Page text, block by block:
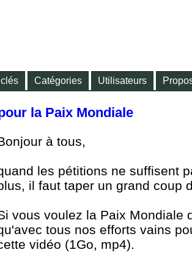
Catégories Utilisateurs
la Paix Mondiale
à tous,
les pétitions ne suffisent
il faut taper un grand coup
vous voulez la Paix Mondiale
tous nos efforts vains
vidéo (1Go, mp4).